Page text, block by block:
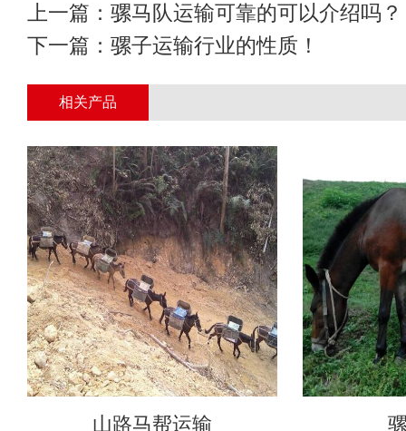
上一篇： 骡马队运输可靠的可以介绍吗？
下一篇： 骡子运输行业的性质！
相关产品
山路马帮运输